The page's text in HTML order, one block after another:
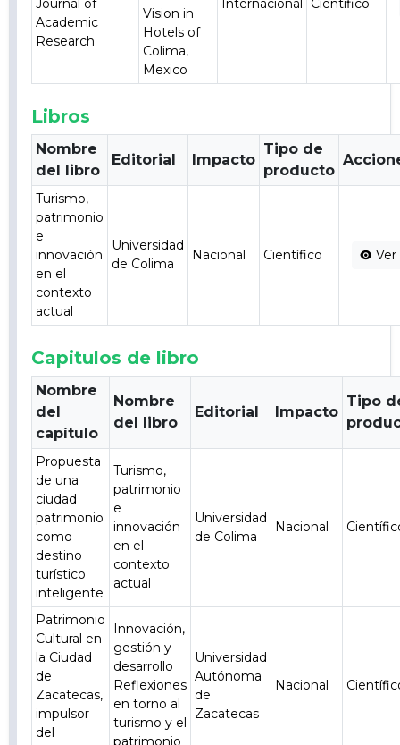
Journal of
Academic
Research
Vision in
Hotels of
Colima,
Mexico
Internacional Científico
Libros
Nombre
del libro
Editorial Impacto
Tipo de
producto
Turismo,
patrimonio
e
innovación
en el
contexto
actual
Universidad
de Colima
Nacional Científico Ver
Capitulos de libro
Nombre
del
capítulo
Nombre
del libro
Editorial Impacto
Tipo
Propuesta
de una
ciudad
patrimonio
como
destino
turístico
inteligente
Turismo,
patrimonio
e
innovación
en el
contexto
actual
Universidad
de Colima
Nacional
Patrimonio
Cultural en
la Ciudad
de
Zacatecas,
impulsor
del
Innovación,
gestión y
desarrollo
Reflexiones
en torno al
turismo y el
patrimonio
Universidad
Autónoma
de
Zacatecas
Nacional